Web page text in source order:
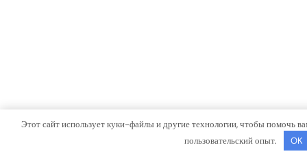
Этот сайт использует куки-файлы и другие технологии, чтобы помочь
пользовательский опыт.
OK